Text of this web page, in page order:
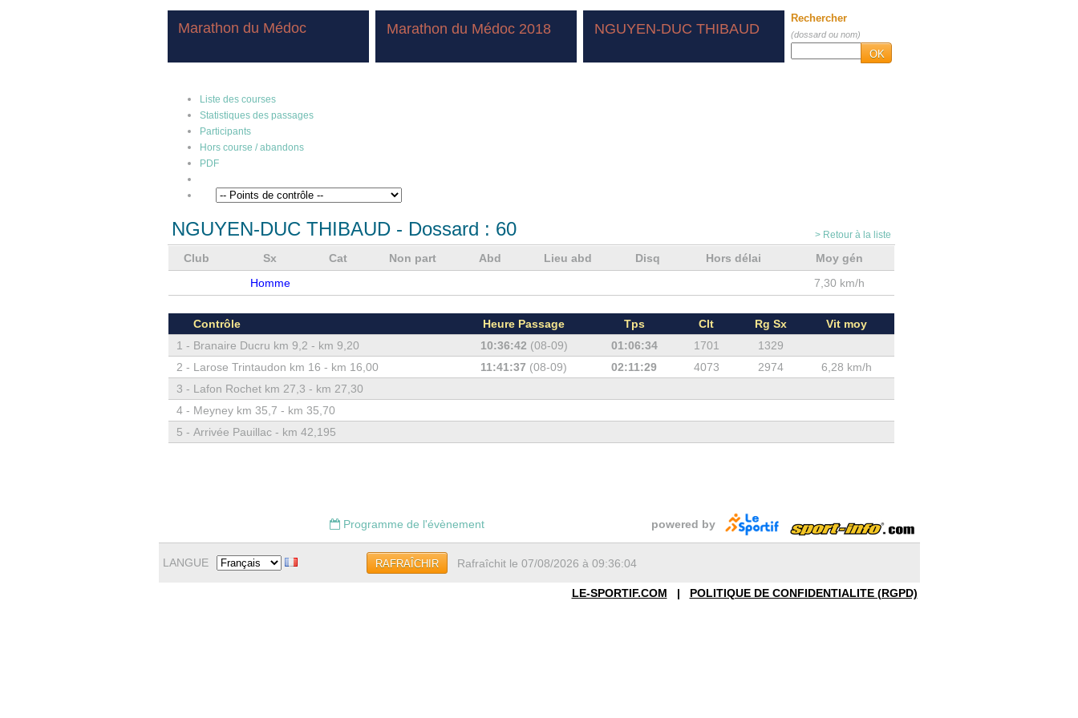
Marathon du Médoc Marathon du Médoc 2018 NGUYEN-DUC THIBAUD
Rechercher
(dossard ou nom)
OK
Liste des courses
Statistiques des passages
Participants
Hors course / abandons
PDF
NGUYEN-DUC THIBAUD- Dossard : 60 > Retour à la liste
Club Sx Cat Non part Abd Lieu abd Disq Hors délai
Moy gén
Homme
7,30 km/h
Contrôle Heure Passage Tps Clt Rg Sx
Vit moy
1 - Branaire Ducru km 9,2 - km 9,20 10:36:42 (08-09) 01:06:34 1701
1329
2 - Larose Trintaudon km 16 - km 16,00 11:41:37 (08-09) 02:11:29 4073 2974
6,28 km/h
3 - Lafon Rochet km 27,3 - km 27,30
4 - Meyney km 35,7 - km 35,70
5 - Arrivée Pauillac - km 42,195
Programme de l'évènement powered by
LANGUE RAFRAÎCHIR Rafraîchit le 07/08/2026 à 09:36:04
LE-SPORTIF.COM | POLITIQUE DE CONFIDENTIALITE (RGPD)